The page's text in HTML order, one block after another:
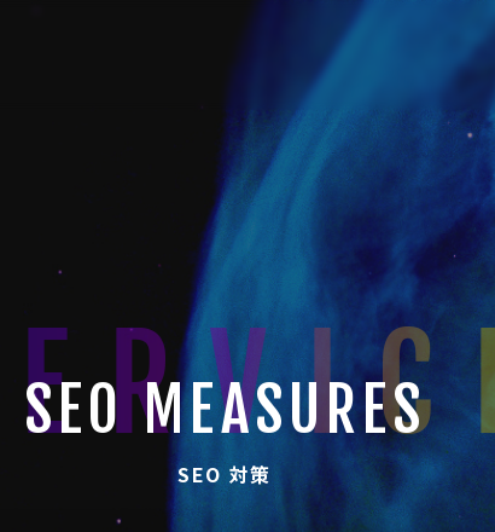
SEO MEASURES
SEO 対策